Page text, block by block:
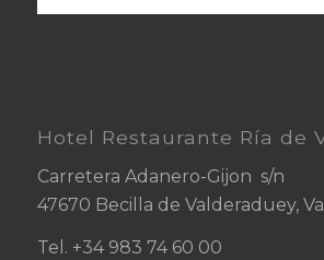
Hotel Restaurante Ría de
Carretera Adanero-Gijon s/n
47670 Becilla de Valderaduey,
Tel. +34 983 74 60 00